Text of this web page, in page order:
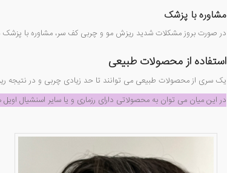
مشاوره با پزشک
در صورت بروز مشکلات شدید ریزش مو و چربی کف سر، مشاوره با پزشک
استفاده از محصولات طبیعی
یک سری از محصولات طبیعی می توانند تا حد زیادی چربی و در نتیجه
در این میان می توان به محصولاتی دارای رزماری و یا سایر اسنشیال